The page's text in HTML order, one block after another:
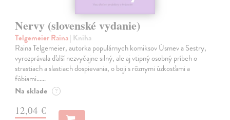
Nervy (slovenské vydanie)
Telgemeier Raina| Kniha
Raina Telgemeier, autorka populárnych komiksov Úsmev a Sestry,
vyrozprávala ďalší nezvyčajne silný, ale aj vtipný osobný príbeh o
strastiach a slastiach dospievania, o boji s rôznymi úzkosťami a
fóbiami...…
Na sklade ?
12,04 €